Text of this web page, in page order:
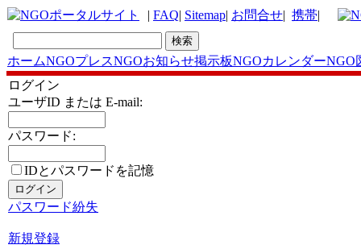
| FAQ| Sitemap| お問合せ| 携帯|
ホームNGOプレスNGOお知らせ掲示板NGOカレンダーNGO
ログイン
ユーザID または E-mail:
パスワード:
IDとパスワードを記憶
パスワード紛失
新規登録